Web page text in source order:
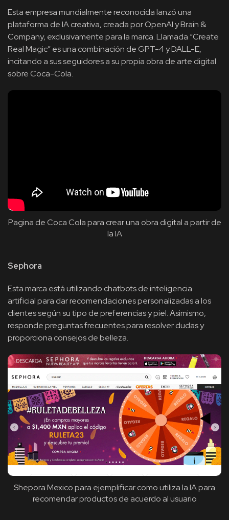
Esta empresa mundialmente reconocida lanzó una
plataforma de IA creativa, creada por OpenAI y Brain &
Company, exclusivamente para la marca. Llamada “Create
Real Magic” es una combinación de GPT-4 y DALL-E,
incitando a sus seguidores a su propia obra de arte digital
sobre Coca-Cola.
Pagina de Coca Cola para crear una obra digital a partir de
la IA
Sephora
Esta marca está utilizando chatbots de inteligencia
artificial para dar recomendaciones personalizadas a los
clientes según su tipo de preferencias y piel. Asimismo,
responde preguntas frecuentes para resolver dudas y
proporciona consejos de belleza.
Shepora Mexico para ejemplificar como utiliza la IA para
recomendar productos de acuerdo al usuario